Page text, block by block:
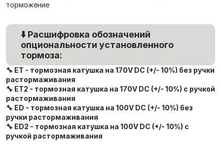
торможение
⬇️ Расшифровка обозначений
опциональности установленного
тормоза:
🔧 ET - тормозная катушка на 170V DC (+/- 10%) без ручки
растормаживания
🔧 ET2 - тормозная катушка на 170V DC (+/- 10%) с ручкой
растормаживания
🔧 ED - тормозная катушка на 100V DC (+/- 10%) без
ручки растормаживания
🔧 ED2 - тормозная катушка на 100V DC (+/- 10%) с
ручкой растормаживания